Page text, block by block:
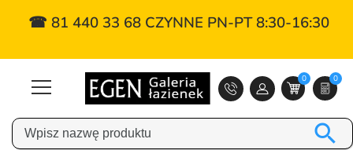
☎ 81 440 33 68 CZYNNE PN-PT 8:30-16:30
0 0
